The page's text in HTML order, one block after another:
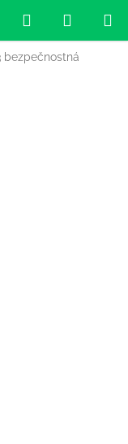
Hľadať
KOŠÍK
bezpečnostná